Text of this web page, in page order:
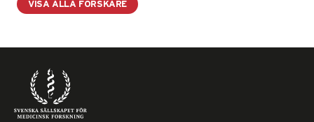
VISA ALLA FORSKARE